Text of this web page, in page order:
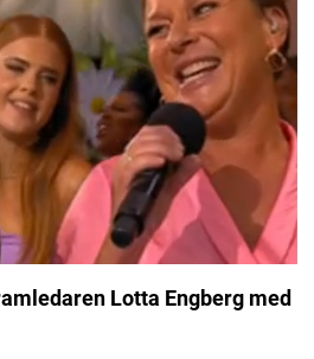
Lotta Engberg med